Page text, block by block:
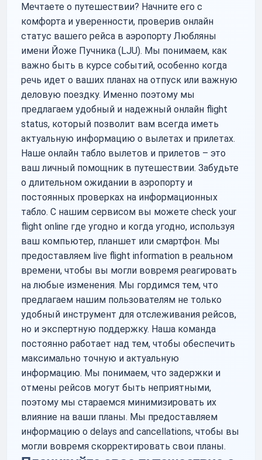
Мечтаете о путешествии? Начните его с
комфорта и уверенности, проверив онлайн
статус вашего рейса в аэропорту Любляны
имени Йоже Пучника (LJU). Мы понимаем, как
важно быть в курсе событий, особенно когда
речь идет о ваших планах на отпуск или важную
деловую поездку. Именно поэтому мы
предлагаем удобный и надежный онлайн flight
status, который позволит вам всегда иметь
актуальную информацию о вылетах и прилетах.
Наше онлайн табло вылетов и прилетов – это
ваш личный помощник в путешествии. Забудьте
о длительном ожидании в аэропорту и
постоянных проверках на информационных
табло. С нашим сервисом вы можете check your
flight online где угодно и когда угодно, используя
ваш компьютер, планшет или смартфон. Мы
предоставляем live flight information в реальном
времени, чтобы вы могли вовремя реагировать
на любые изменения. Мы гордимся тем, что
предлагаем нашим пользователям не только
удобный инструмент для отслеживания рейсов,
но и экспертную поддержку. Наша команда
постоянно работает над тем, чтобы обеспечить
максимально точную и актуальную
информацию. Мы понимаем, что задержки и
отмены рейсов могут быть неприятными,
поэтому мы стараемся минимизировать их
влияние на ваши планы. Мы предоставляем
информацию о delays and cancellations, чтобы вы
могли вовремя скорректировать свои планы.